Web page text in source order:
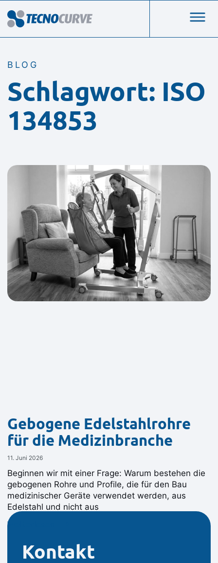
BLOG
Schlagwort: ISO
134853
Gebogene Edelstahlrohre
für die Medizinbranche
11. Juni 2026
Beginnen wir mit einer Frage: Warum bestehen die
gebogenen Rohre und Profile, die für den Bau
medizinischer Geräte verwendet werden, aus
Edelstahl und nicht aus
Weiterlesen ⟶
Kontakt